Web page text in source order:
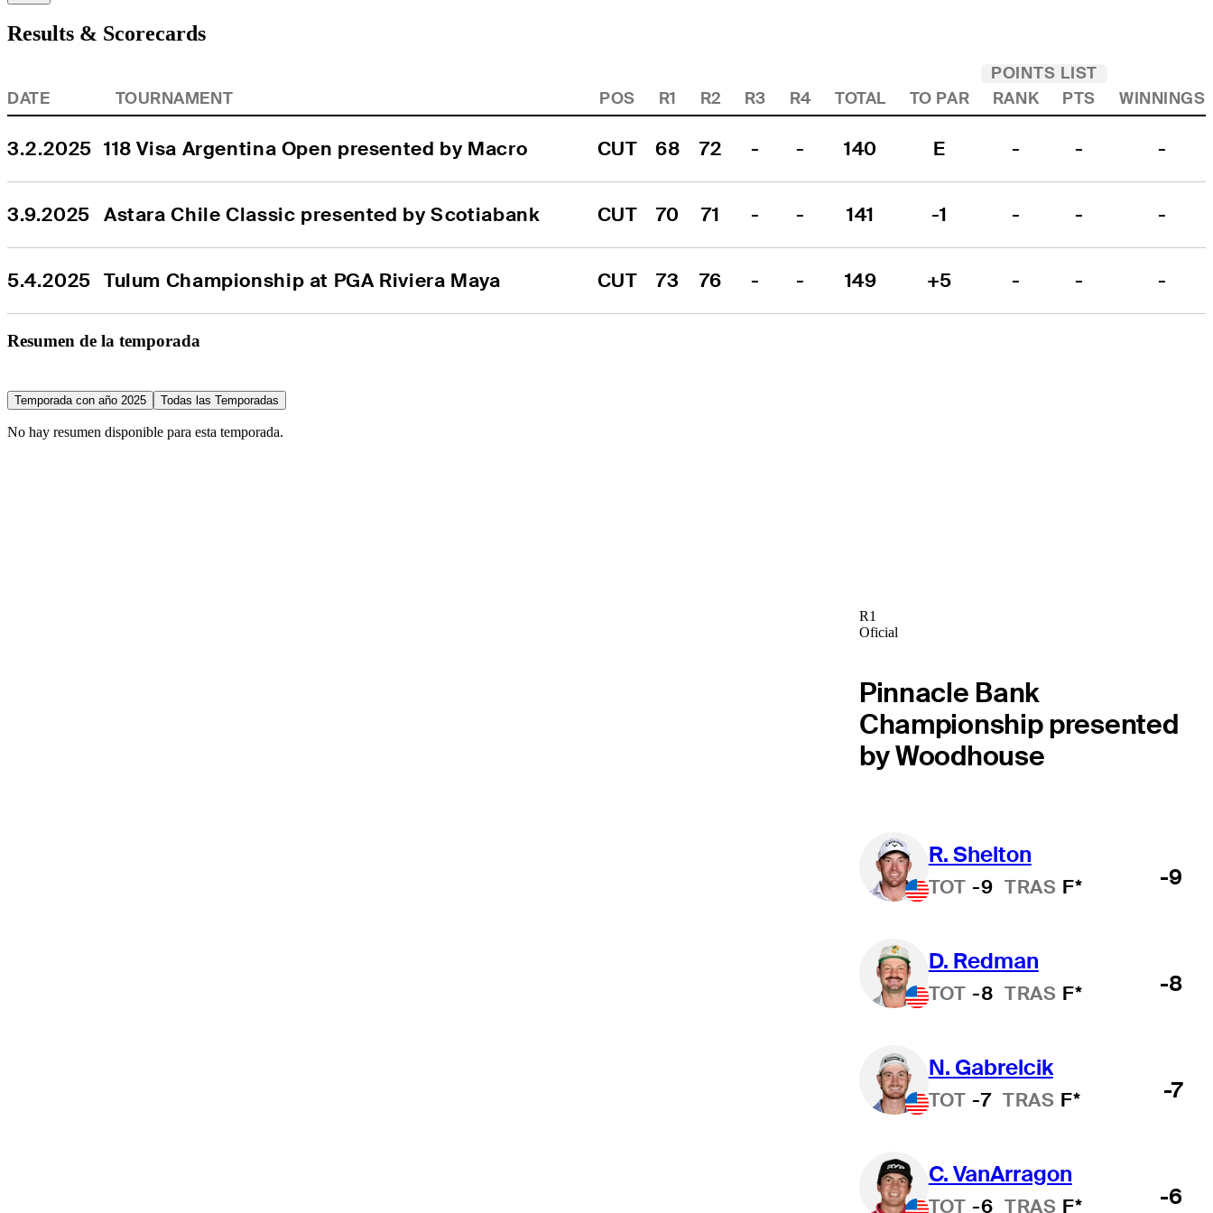
Results & Scorecards
POINTS LIST
DATE
TOURNAMENT POS R1 R2 R3 R4 TOTAL TO PAR RANK PTS WINNINGS
3.2.2025 118 Visa Argentina Open presented by Macro CUT 68 72 - - 140 E - - -
3.9.2025 Astara Chile Classic presented by Scotiabank CUT 70 71 - - 141 -1 - - -
5.4.2025 Tulum Championship at PGA Riviera Maya CUT 73 76 - - 149 +5 - - -
Resumen de la temporada
Temporada con año 2025 Todas las Temporadas
No hay resumen disponible para esta temporada.
R1
Oficial
Pinnacle Bank
Championship presented
by Woodhouse
R. Shelton
TOT -9 TRAS F* -9
D. Redman
TOT -8 TRAS F* -8
N. Gabrelcik
TOT -7 TRAS F* -7
C. VanArragon
TOT -6 TRAS F* -6